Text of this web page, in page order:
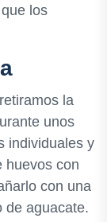
los
la
unos
individuales y
huevos con
con una
de aguacate.